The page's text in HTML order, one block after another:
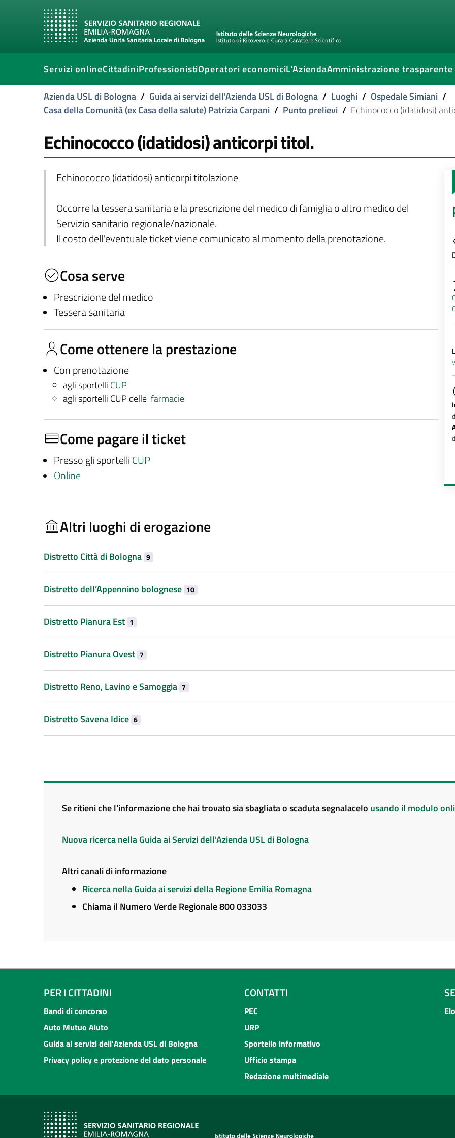
Servizi onlineCittadiniProfessionistiOperatori economiciL'AziendaAmministrazione trasparente
Azienda USL di Bologna / Guida ai servizi dell'Azienda USL di Bologna / Luoghi / Ospedale Simiani /
Casa della Comunità (ex Casa della salute) Patrizia Carpani / Punto prelievi / Echinococco (idatidosi)
Echinococco (idatidosi) anticorpi titol.
Echinococco (idatidosi) anticorpi titolazione
Occorre la tessera sanitaria e la prescrizione del medico di famiglia o altro medico del
Servizio sanitario regionale/nazionale.
Il costo dell'eventuale ticket viene comunicato al momento della prenotazione.
Cosa serve
Prescrizione del medico
Tessera sanitaria
Come ottenere la prestazione
Con prenotazione
agli sportelli CUP
agli sportelli CUP delle farmacie
Come pagare il ticket
Presso gli sportelli CUP
Online
Altri luoghi di erogazione
Distretto Città di Bologna 9
Distretto dell’Appennino bolognese 10
Distretto Pianura Est 1
Distretto Pianura Ovest 7
Distretto Reno, Lavino e Samoggia 7
Distretto Savena Idice 6
Se ritieni che l'informazione che hai trovato sia sbagliata o scaduta segnalacelo usando il modulo
Nuova ricerca nella Guida ai Servizi dell'Azienda USL di Bologna
Altri canali di informazione
Ricerca nella Guida ai servizi della Regione Emilia Romagna
Chiama il Numero Verde Regionale 800 033033
PER I CITTADINI
Bandi di concorso
Auto Mutuo Aiuto
Guida ai servizi dell'Azienda USL di Bologna
Privacy policy e protezione del dato personale
CONTATTI
PEC
URP
Sportello informativo
Ufficio stampa
Redazione multimediale